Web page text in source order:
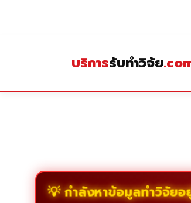
บริการรับทำวิจัย
💡 กำลังหาข้อมูลทำวิจัยอ